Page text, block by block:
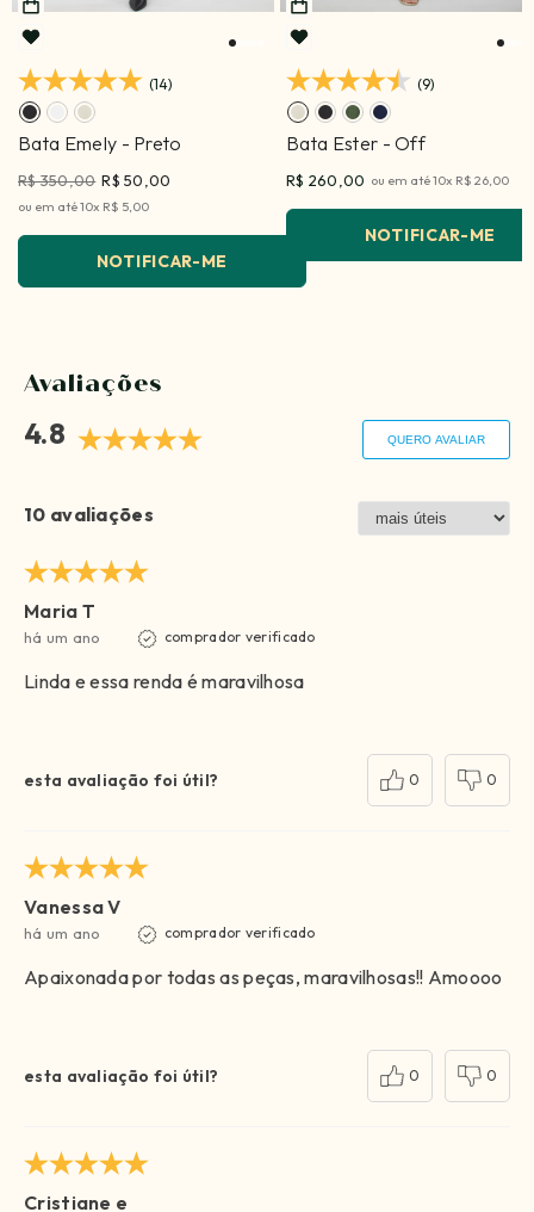
(14)
Bata Emely - Preto
R$ 350,00 R$ 50,00
ou em até10x R$ 5,00
NOTIFICAR-ME
(9)
Bata Ester - Off
R$ 260,00 ou em até10x R$ 26,00
NOTIFICAR-ME
Avaliações
4.8 QUERO AVALIAR
10 avaliações
Maria T
há um ano comprador verificado
Linda e essa renda é maravilhosa
esta avaliação foi útil? 0 0
Vanessa V
há um ano comprador verificado
Apaixonada por todas as peças, maravilhosas!! Amoooo
esta avaliação foi útil? 0 0
Cristiane e